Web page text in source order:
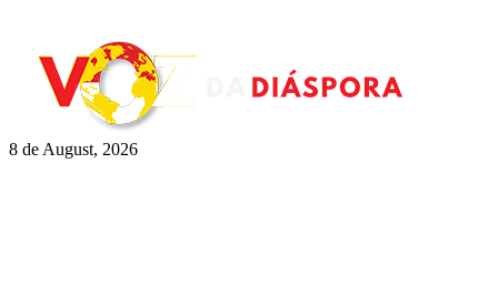
8 de August, 2026